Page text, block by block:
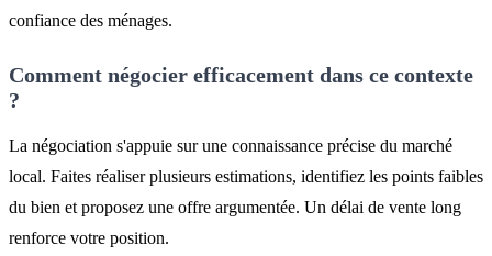
confiance des ménages.
Comment négocier efficacement dans ce contexte
?
La négociation s'appuie sur une connaissance précise du marché
local. Faites réaliser plusieurs estimations, identifiez les points faibles
du bien et proposez une offre argumentée. Un délai de vente long
renforce votre position.